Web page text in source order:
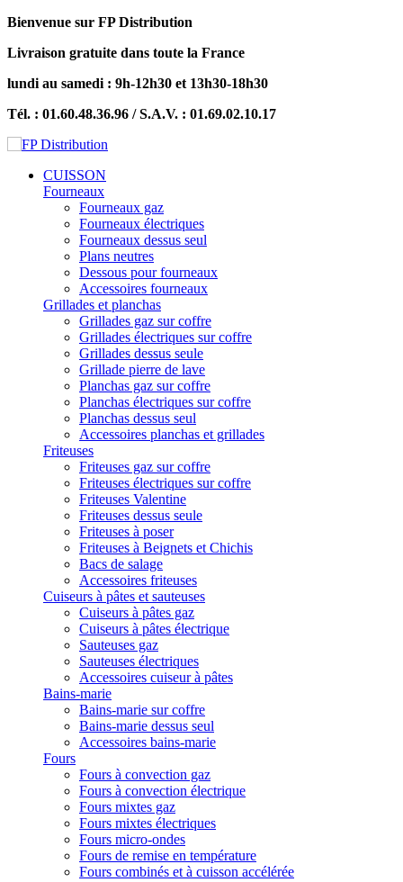
Bienvenue sur FP Distribution
Livraison gratuite dans toute la France
lundi au samedi : 9h-12h30 et 13h30-18h30
Tél. : 01.60.48.36.96 / S.A.V. : 01.69.02.10.17
CUISSON
Fourneaux
Fourneaux gaz
Fourneaux électriques
Fourneaux dessus seul
Plans neutres
Dessous pour fourneaux
Accessoires fourneaux
Grillades et planchas
Grillades gaz sur coffre
Grillades électriques sur coffre
Grillades dessus seule
Grillade pierre de lave
Planchas gaz sur coffre
Planchas électriques sur coffre
Planchas dessus seul
Accessoires planchas et grillades
Friteuses
Friteuses gaz sur coffre
Friteuses électriques sur coffre
Friteuses Valentine
Friteuses dessus seule
Friteuses à poser
Friteuses à Beignets et Chichis
Bacs de salage
Accessoires friteuses
Cuiseurs à pâtes et sauteuses
Cuiseurs à pâtes gaz
Cuiseurs à pâtes électrique
Sauteuses gaz
Sauteuses électriques
Accessoires cuiseur à pâtes
Bains-marie
Bains-marie sur coffre
Bains-marie dessus seul
Accessoires bains-marie
Fours
Fours à convection gaz
Fours à convection électrique
Fours mixtes gaz
Fours mixtes électriques
Fours micro-ondes
Fours de remise en température
Fours combinés et à cuisson accélérée